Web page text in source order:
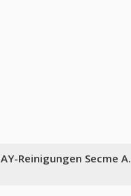
Reinigungen Secme A.